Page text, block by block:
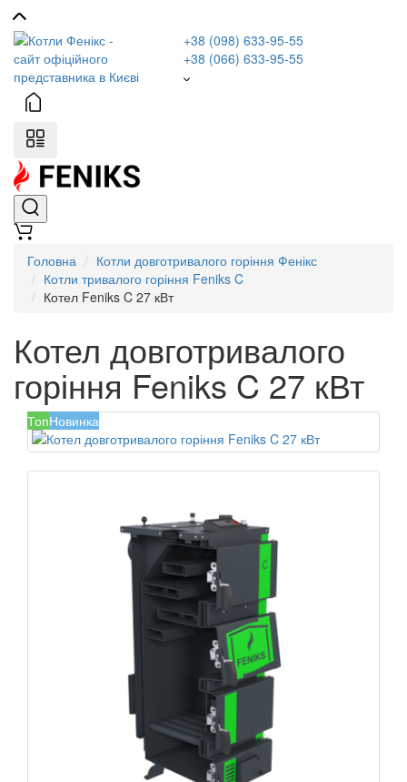
+38 (098) 633-95-55
+38 (066) 633-95-55
Головна
Котли довготривалого горіння Фенікс
Котли тривалого горіння Feniks C
Котел Feniks C 27 кВт
Котел довготривалого
горіння Feniks C 27 кВт
ТопНовинка